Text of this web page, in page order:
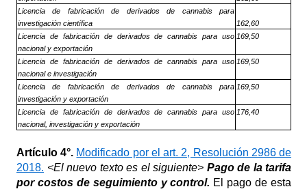
Licencia de fabricación de derivados de cannabis para
investigación científica
162,60
Licencia de fabricación de derivados de cannabis para uso
nacional y exportación
169,50
Licencia de fabricación de derivados de cannabis para uso
nacional e investigación
169,50
Licencia de fabricación de derivados de cannabis para
investigación y exportación
169,50
Licencia de fabricación de derivados de cannabis para uso
nacional, investigación y exportación
176,40
Artículo 4°. Modificado por el art. 2, Resolución 2986 de
2018. <El nuevo texto es el siguiente> Pago de la tarifa
por costos de seguimiento y control. El pago de esta